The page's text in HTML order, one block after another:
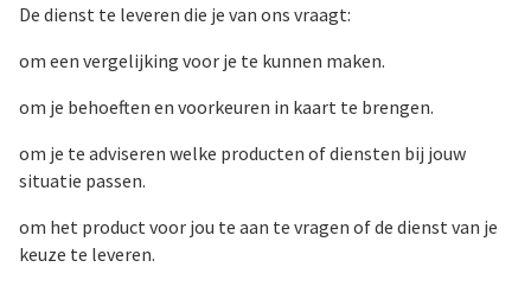
De dienst te leveren die je van ons vraagt:
om een vergelijking voor je te kunnen maken.
om je behoeften en voorkeuren in kaart te brengen.
om je te adviseren welke producten of diensten bij jouw
situatie passen.
om het product voor jou te aan te vragen of de dienst van je
keuze te leveren.